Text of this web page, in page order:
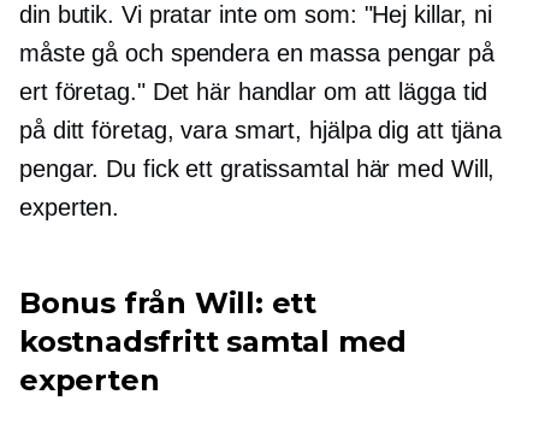
din butik. Vi pratar inte om som: "Hej killar, ni
måste gå och spendera en massa pengar på
ert företag." Det här handlar om att lägga tid
på ditt företag, vara smart, hjälpa dig att tjäna
pengar. Du fick ett gratissamtal här med Will,
experten.
Bonus från Will: ett
kostnadsfritt samtal med
experten